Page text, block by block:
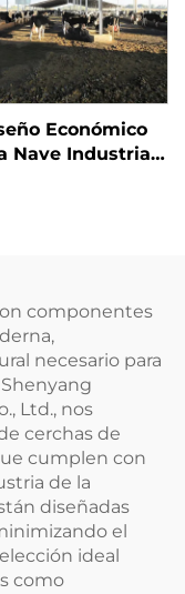
Económico
Nave Industrial
componentes
necesario para
Ltd., nos
cerchas de
cumplen con
de la
diseñadas
el
ideal
como